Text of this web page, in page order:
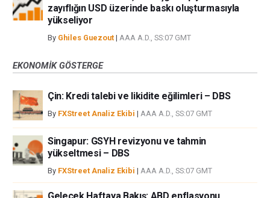
zayıflığın USD üzerinde baskı oluşturmasıyla
yükseliyor
By Ghiles Guezout | AAA A.D., SS:07 GMT
EKONOMIK GÖSTERGE
Çin: Kredi talebi ve likidite eğilimleri – DBS
By FXStreet Analiz Ekibi | AAA A.D., SS:07 GMT
Singapur: GSYH revizyonu ve tahmin
yükseltmesi – DBS
By FXStreet Analiz Ekibi | AAA A.D., SS:07 GMT